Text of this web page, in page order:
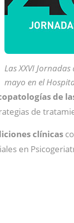
Las XXVI
mayo en el
de
de
clínicas
en